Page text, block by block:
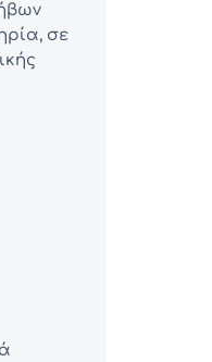
σε